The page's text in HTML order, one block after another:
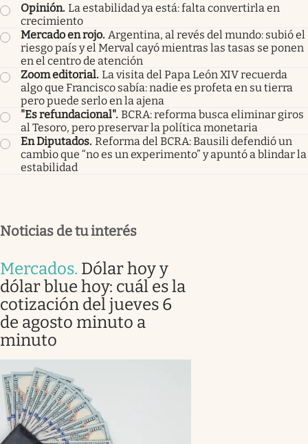
Opinión. La estabilidad ya está: falta convertirla en
crecimiento
Mercado en rojo. Argentina, al revés del mundo: subió el
riesgo país y el Merval cayó mientras las tasas se ponen
en el centro de atención
Zoom editorial. La visita del Papa León XIV recuerda
algo que Francisco sabía: nadie es profeta en su tierra
pero puede serlo en la ajena
"Es refundacional". BCRA: reforma busca eliminar giros
al Tesoro, pero preservar la política monetaria
En Diputados. Reforma del BCRA: Bausili defendió un
cambio que “no es un experimento” y apuntó a blindar la
estabilidad
Noticias de tu interés
Mercados. Dólar hoy y
dólar blue hoy: cuál es la
cotización del jueves 6
de agosto minuto a
minuto